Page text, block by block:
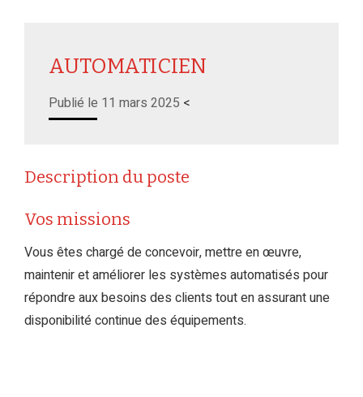
AUTOMATICIEN
Publié le 11 mars 2025 <
Description du poste
Vos missions
Vous êtes chargé de concevoir, mettre en œuvre,
maintenir et améliorer les systèmes automatisés pour
répondre aux besoins des clients tout en assurant une
disponibilité continue des équipements.